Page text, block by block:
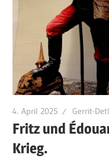
4. April 2025 Gerrit-
Fritz und
Krieg.